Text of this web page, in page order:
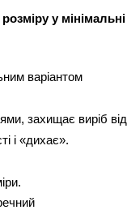
розміру у мінімальні
варіантом
захищає виріб від
і «дихає».